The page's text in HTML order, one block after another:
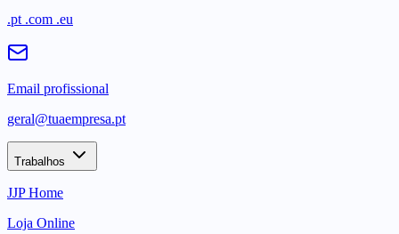
.pt .com .eu
Email profissional
geral@tuaempresa.pt
Trabalhos
JJP Home
Loja Online